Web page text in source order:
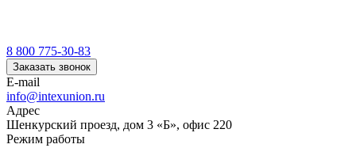
8 800 775-30-83
Заказать звонок
E-mail
info@intexunion.ru
Адрес
Шенкурский проезд, дом 3 «Б», офис 220
Режим работы